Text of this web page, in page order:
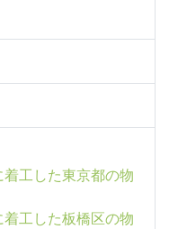
工した東京都の物
工した板橋区の物